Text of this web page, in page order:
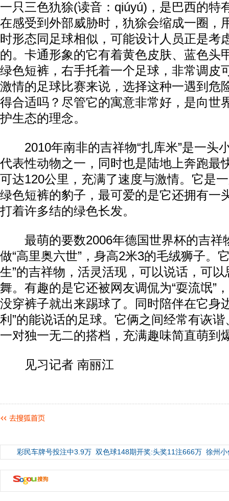
一只三色犰狳(读音：qiúyú)，是巴西的特
在感受到外部威胁时，犰狳会缩成一圈，
时形态同足球相似，可能设计人员正是考
的。卡通形象的它有着黄色皮肤、蓝色头
绿色短裤，右手托着一个足球，非常调皮
激情的足球比赛来说，选择这种一遇到危
得合适吗？尽管它的寓意非常好，是向世
护生态的理念。
2010年南非的吉祥物“扎库米”是一头
代表性动物之一，同时也是陆地上奔跑最
可达120公里，充满了速度与激情。它是
绿色短裤的豹子，最可爱的是它还拥有一
打着许多结的绿色长发。
最萌的要数2006年德国世界杯的吉祥
做“高里奥六世”，身高2米3的毛绒狮子。
生”的吉祥物，活灵活现，可以说话，可
舞。有趣的是它还被网友调侃为“耍流氓”
没穿裤子就出来踢球了。同时陪伴在它身
利”的能说话的足球。它俩之间经常有诙
一对独一无二的搭档，充满趣味简直萌到
见习记者 南丽江
彩民车牌号投注中3.9万 双色球148期开奖:头奖11注666万 徐州